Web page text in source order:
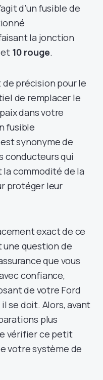
d’un fusible de
la jonction
et 10 rouge.
précision pour le
de remplacer le
dans votre
fusible
synonyme de
conducteurs qui
commodité de la
protéger leur
exact de ce
une question de
que vous
confiance,
de votre Ford
se doit. Alors, avant
plus
vérifier ce petit
votre système de